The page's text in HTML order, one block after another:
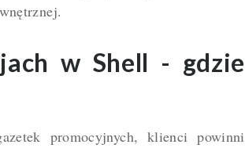
w Shell - gdzie
promocyjnych, klienci powinni